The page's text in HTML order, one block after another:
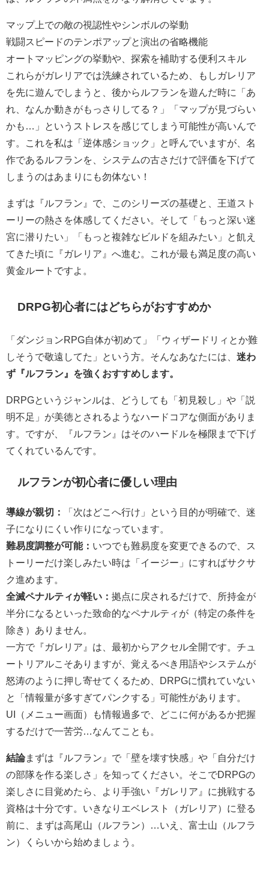
マップ上での敵の視認性やシンボルの挙動
戦闘スピードのテンポアップと演出の省略機能
オートマッピングの挙動や、探索を補助する便利スキル
これらがガレリアでは洗練されているため、もしガレリア
を先に遊んでしまうと、後からルフランを遊んだ時に「あ
れ、なんか動きがもっさりしてる？」「マップが見づらい
かも…」というストレスを感じてしまう可能性が高いんで
す。これを私は「逆体感ショック」と呼んでいますが、名
作であるルフランを、システムの古さだけで評価を下げて
しまうのはあまりにも勿体ない！
まずは『ルフラン』で、このシリーズの基礎と、王道スト
ーリーの熱さを体感してください。そして「もっと深い迷
宮に潜りたい」「もっと複雑なビルドを組みたい」と飢え
てきた頃に『ガレリア』へ進む。これが最も満足度の高い
黄金ルートですよ。
DRPG初心者にはどちらがおすすめか
「ダンジョンRPG自体が初めて」「ウィザードリィとか難
しそうで敬遠してた」という方。そんなあなたには、 迷わ
ず『ルフラン』を強くおすすめします。
DRPGというジャンルは、どうしても「初見殺し」や「説
明不足」が美徳とされるようなハードコアな側面がありま
す。ですが、『ルフラン』はそのハードルを極限まで下げ
てくれているんです。
ルフランが初心者に優しい理由
導線が親切：
「次はどこへ行け」という目的が明確で、迷
子になりにくい作りになっています。
難易度調整が可能： いつでも難易度を変更できるので、ス
トーリーだけ楽しみたい時は「イージー」にすればサクサ
ク進めます。
全滅ペナルティが軽い： 拠点に戻されるだけで、所持金が
半分になるといった致命的なペナルティが（特定の条件を
除き）ありません。
一方で『ガレリア』は、最初からアクセル全開です。チュ
ートリアルこそありますが、覚えるべき用語やシステムが
怒涛のように押し寄せてくるため、DRPGに慣れていない
と「情報量が多すぎてパンクする」可能性があります。
UI（メニュー画面）も情報過多で、どこに何があるか把握
するだけで一苦労…なんてことも。
結論まずは『ルフラン』で「壁を壊す快感」や「自分だけ
の部隊を作る楽しさ」を知ってください。そこでDRPGの
楽しさに目覚めたら、より手強い『ガレリア』に挑戦する
資格は十分です。いきなりエベレスト（ガレリア）に登る
前に、まずは高尾山（ルフラン）…いえ、富士山（ルフラ
ン）くらいから始めましょう。